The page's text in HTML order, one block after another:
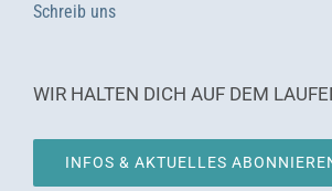
Schreib uns
WIR HALTEN DICH AUF DEM
INFOS & AKTUELLES